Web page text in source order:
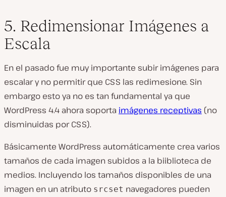
5. Redimensionar Imágenes a
Escala
En el pasado fue muy importante subir imágenes para
escalar y no permitir que CSS las redimesione. Sin
embargo esto ya no es tan fundamental ya que
WordPress 4.4 ahora soporta imágenes receptivas (no
disminuidas por CSS).
Básicamente WordPress automáticamente crea varios
tamaños de cada imagen subidos a la biiblioteca de
medios. Incluyendo los tamaños disponibles de una
imagen en un atributo srcset navegadores pueden